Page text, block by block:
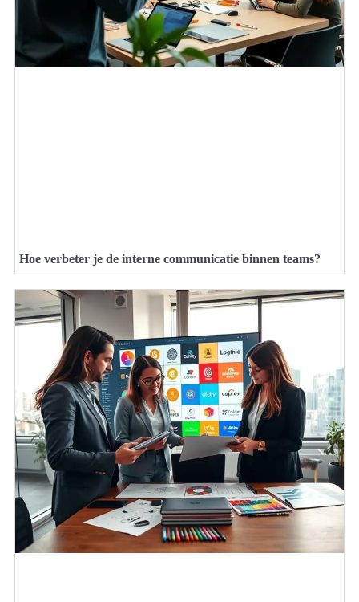
Hoe verbeter je de interne communicatie binnen teams?